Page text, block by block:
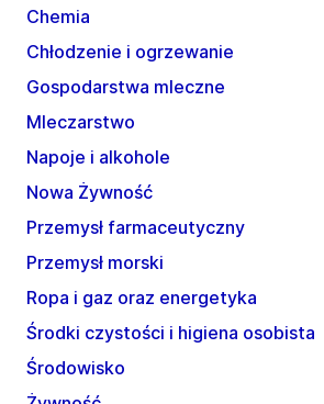
Chemia
Chłodzenie i ogrzewanie
Gospodarstwa mleczne
Mleczarstwo
Napoje i alkohole
Nowa Żywność
Przemysł farmaceutyczny
Przemysł morski
Ropa i gaz oraz energetyka
Środki czystości i higiena osobista
Środowisko